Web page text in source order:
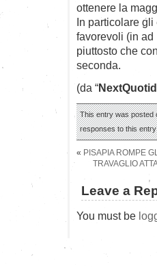
ottenere la
In particolare
favorevoli (in ad
piuttosto che
seconda.
(da “
This entry was posted
responses to this
« PISAPIA ROMPE
TRAVAGLIO
Leave a
You must be